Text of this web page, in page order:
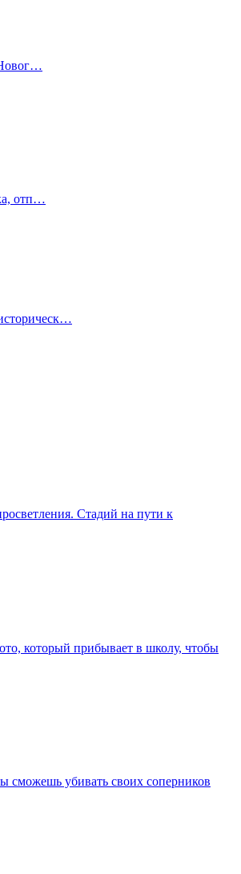
Новог…
отп…
Стадий на пути к
который прибывает в школу, чтобы
сможешь убивать своих соперников